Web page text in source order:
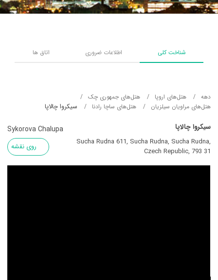
شناخت کلی اطلاعات ضروری اتاق ها
دهه هتل‌های اروپا
هتل‌های جمهوری چک
هتل‌های مراویان سیلزیان
هتل‌های ساچا رادنا سیکروا چالاپا
سیکروا چالاپا Sykorova Chalupa
Sucha Rudna 611, Sucha Rudna, Sucha Rudna,
Czech Republic, 793 31
روی نقشه